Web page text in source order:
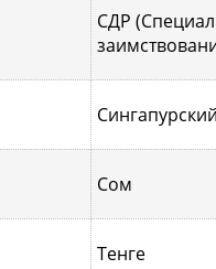
СДР
Сом
Тенге